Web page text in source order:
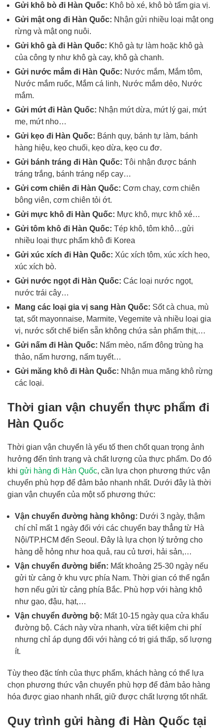
Gửi khô bò đi Hàn Quốc: Khô bò xé, khô bò tẩm gia vị.
Gửi mật ong đi Hàn Quốc: Nhận gửi nhiều loại mật ong
rừng và mật ong nuôi.
Gửi khô gà đi Hàn Quốc: Khô gà tự làm hoặc khô gà
của công ty như khô gà cay, khô gà chanh.
Gửi nước mắm đi Hàn Quốc: Nước mắm, Mắm tôm,
Nước mắm ruốc, Mắm cá linh, Nước mắm dẻo, Nước
mắm.
Gửi mứt đi Hàn Quốc: Nhận mứt dừa, mứt lý gai, mứt
me, mứt nho…
Gửi kẹo đi Hàn Quốc: Bánh quy, bánh tự làm, bánh
hàng hiệu, kẹo chuối, kẹo dừa, kẹo cu đơ.
Gửi bánh tráng đi Hàn Quốc: Tôi nhận được bánh
tráng trắng, bánh tráng nếp cay…
Gửi cơm chiên đi Hàn Quốc: Cơm chay, cơm chiên
bông viên, cơm chiên tỏi ớt.
Gửi mực khô đi Hàn Quốc: Mực khô, mực khô xé…
Gửi tôm khô đi Hàn Quốc: Tép khô, tôm khô…gửi
nhiều loại thực phẩm khô đi Korea
Gửi xúc xích đi Hàn Quốc: Xúc xích tôm, xúc xích heo,
xúc xích bò.
Gửi nước ngọt đi Hàn Quốc: Các loại nước ngọt,
nước trái cây…
Mang các loại gia vị sang Hàn Quốc: Sốt cà chua, mù
tạt, sốt mayonnaise, Marmite, Vegemite và nhiều loại gia
vị, nước sốt chế biến sẵn không chứa sản phẩm thịt,…
Gửi nấm đi Hàn Quốc: Nấm mèo, nấm đông trùng hạ
thảo, nấm hương, nấm tuyết…
Gửi măng khô đi Hàn Quốc: Nhận mua măng khô rừng
các loại.
Thời gian vận chuyển thực phẩm đi
Hàn Quốc
Thời gian vận chuyển là yếu tố then chốt quan trọng ảnh
hưởng đến tình trạng và chất lượng của thực phẩm. Do đó
khi gửi hàng đi Hàn Quốc, cần lựa chọn phương thức vận
chuyển phù hợp để đảm bảo nhanh nhất. Dưới đây là thời
gian vận chuyển của một số phương thức:
Vận chuyển đường hàng không: Dưới 3 ngày, thậm
chí chỉ mất 1 ngày đối với các chuyến bay thẳng từ Hà
Nội/TP.HCM đến Seoul. Đây là lựa chọn lý tưởng cho
hàng dễ hỏng như hoa quả, rau củ tươi, hải sản,…
Vận chuyển đường biển: Mất khoảng 25-30 ngày nếu
gửi từ cảng ở khu vực phía Nam. Thời gian có thể ngắn
hơn nếu gửi từ cảng phía Bắc. Phù hợp với hàng khô
như gạo, đậu, hạt,…
Vận chuyển đường bộ: Mất 10-15 ngày qua cửa khẩu
đường bộ. Cách này vừa nhanh, vừa tiết kiệm chi phí
nhưng chỉ áp dụng đối với hàng có trị giá thấp, số lượng
ít.
Tùy theo đặc tính của thực phẩm, khách hàng có thể lựa
chọn phương thức vận chuyển phù hợp để đảm bảo hàng
hóa được giao nhanh nhất, giữ được chất lượng tốt nhất.
Quy trình gửi hàng đi Hàn Quốc tại